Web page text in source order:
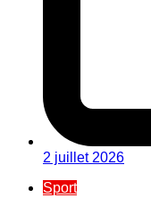
2 juillet 2026
Sport